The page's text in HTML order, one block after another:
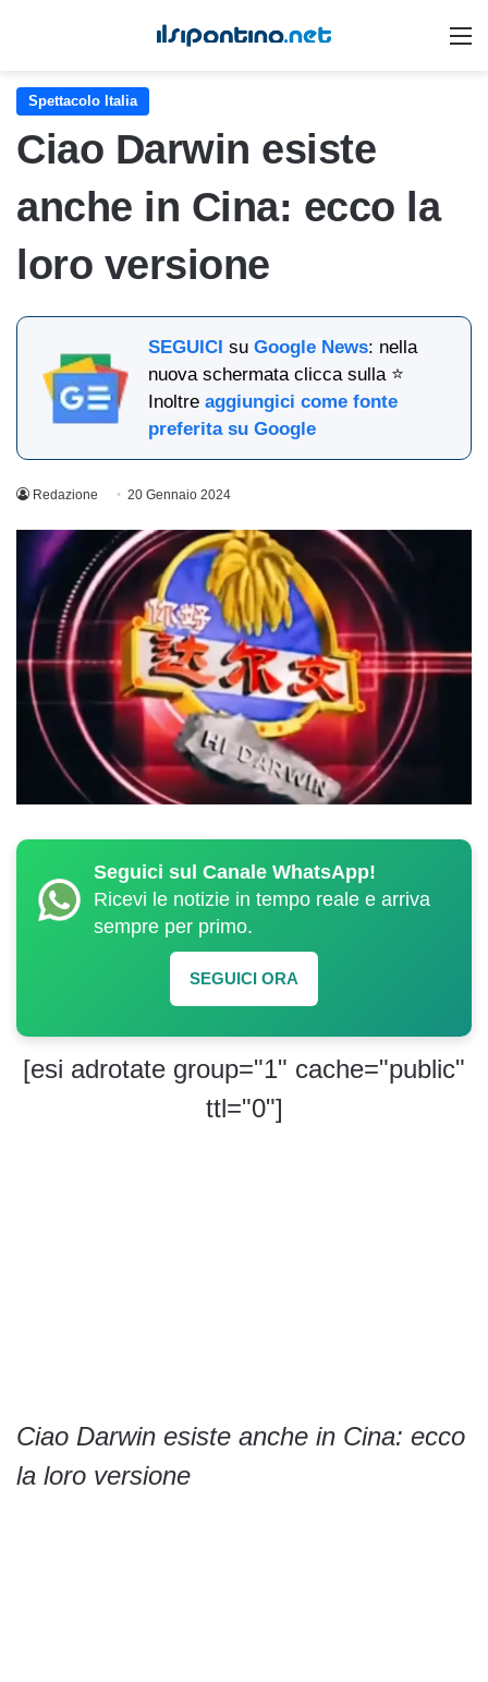
Spettacolo Italia
Ciao Darwin esiste
anche in Cina: ecco la
loro versione
SEGUICI suGoogle News: nella
nuova schermata clicca sulla ⭐
Inoltreaggiungici come fonte
preferita su Google
Redazione 20 Gennaio 2024
Seguici sul Canale WhatsApp!
Ricevi le notizie in tempo reale e arriva
sempre per primo.
SEGUICI ORA
[esi adrotate group="1" cache="public"
ttl="0"]
Ciao Darwin esiste anche in Cina: ecco
la loro versione